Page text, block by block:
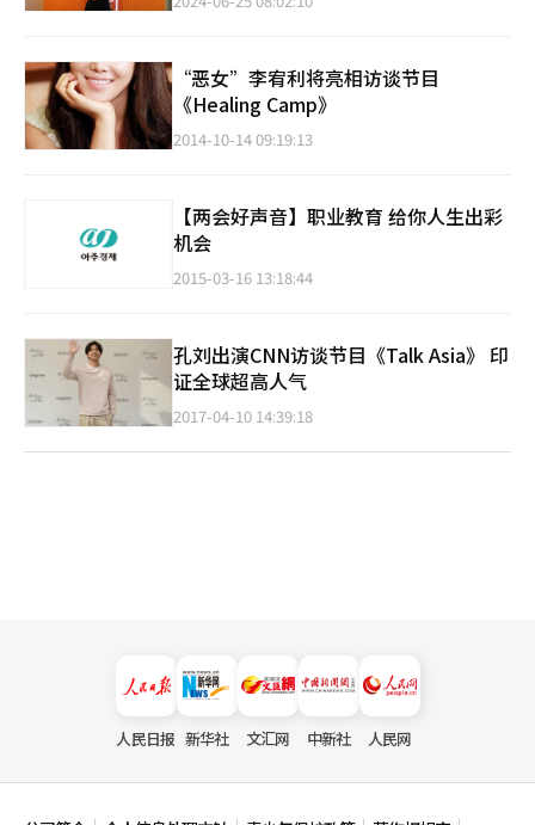
“恶女”李宥利将亮相访谈节目
《Healing Camp》
2014-10-14 09:19:13
【两会好声音】职业教育 给你人生出彩
机会
2015-03-16 13:18:44
孔刘出演CNN访谈节目《Talk Asia》 印
证全球超高人气
2017-04-10 14:39:18
人民日报 新华社 文汇网 中新社 人民网